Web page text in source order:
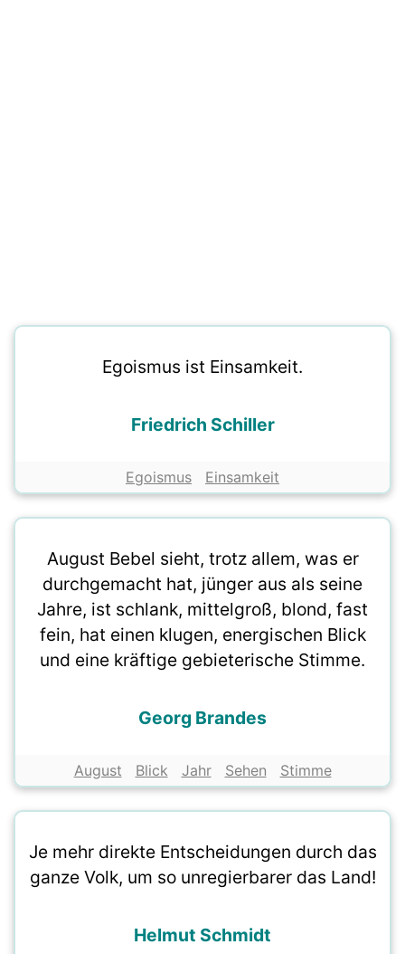
Egoismus ist Einsamkeit.
Friedrich Schiller
Egoismus Einsamkeit
August Bebel sieht, trotz allem, was er
durchgemacht hat, jünger aus als seine
Jahre, ist schlank, mittelgroß, blond, fast
fein, hat einen klugen, energischen Blick
und eine kräftige gebieterische Stimme.
Georg Brandes
August Blick Jahr Sehen Stimme
Je mehr direkte Entscheidungen durch das
ganze Volk, um so unregierbarer das Land!
Helmut Schmidt